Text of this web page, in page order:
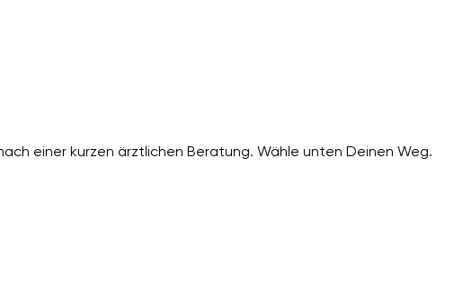
einer kurzen ärztlichen Beratung. Wähle unten Deinen Weg.